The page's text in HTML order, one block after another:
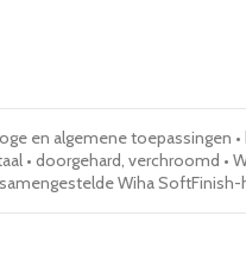
en algemene toepassingen
• doorgehard, verchroomd •
Wiha